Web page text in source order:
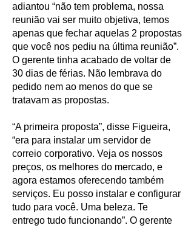
adiantou “não tem problema, nossa
reunião vai ser muito objetiva, temos
apenas que fechar aquelas 2 propostas
que você nos pediu na última reunião”.
O gerente tinha acabado de voltar de
30 dias de férias. Não lembrava do
pedido nem ao menos do que se
tratavam as propostas.
“A primeira proposta”, disse Figueira,
“era para instalar um servidor de
correio corporativo. Veja os nossos
preços, os melhores do mercado, e
agora estamos oferecendo também
serviços. Eu posso instalar e configurar
tudo para você. Uma beleza. Te
entrego tudo funcionando”. O gerente